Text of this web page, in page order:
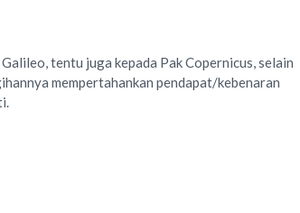
tentu juga kepada Pak Copernicus, selain
mempertahankan pendapat/kebenaran